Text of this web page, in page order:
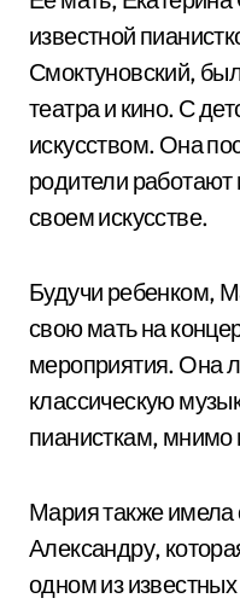
известной
Смоктуновский,
театра и кино. С
искусством. Она
родители
своем искусстве.
Будучи ребенком,
свою мать на
мероприятия. Она
классическую
пианисткам, мнимо
Мария также имела
Александру,
одном из